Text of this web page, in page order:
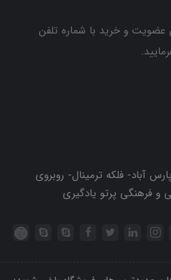
و خرید با شماره تلفن
آباد- فلکه ترمینال- روبروی
و فرهنگی پرتو یادگیری